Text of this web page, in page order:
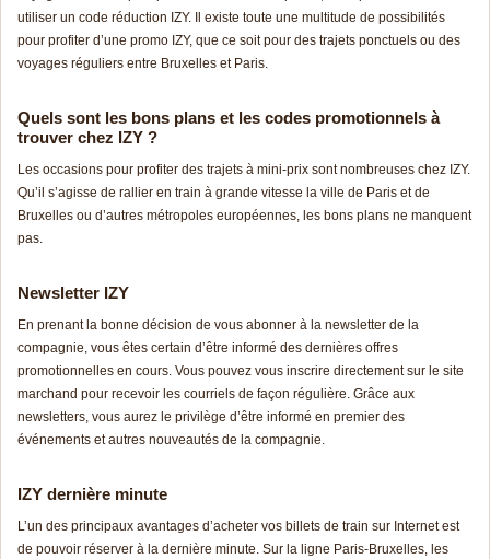
utiliser un code réduction IZY. Il existe toute une multitude de possibilités
pour profiter d’une promo IZY, que ce soit pour des trajets ponctuels ou des
voyages réguliers entre Bruxelles et Paris.
Quels sont les bons plans et les codes promotionnels à
trouver chez IZY ?
Les occasions pour profiter des trajets à mini-prix sont nombreuses chez IZY.
Qu’il s’agisse de rallier en train à grande vitesse la ville de Paris et de
Bruxelles ou d’autres métropoles européennes, les bons plans ne manquent
pas.
Newsletter IZY
En prenant la bonne décision de vous abonner à la newsletter de la
compagnie, vous êtes certain d’être informé des dernières offres
promotionnelles en cours. Vous pouvez vous inscrire directement sur le site
marchand pour recevoir les courriels de façon régulière. Grâce aux
newsletters, vous aurez le privilège d’être informé en premier des
événements et autres nouveautés de la compagnie.
IZY dernière minute
L’un des principaux avantages d’acheter vos billets de train sur Internet est
de pouvoir réserver à la dernière minute. Sur la ligne Paris-Bruxelles, les